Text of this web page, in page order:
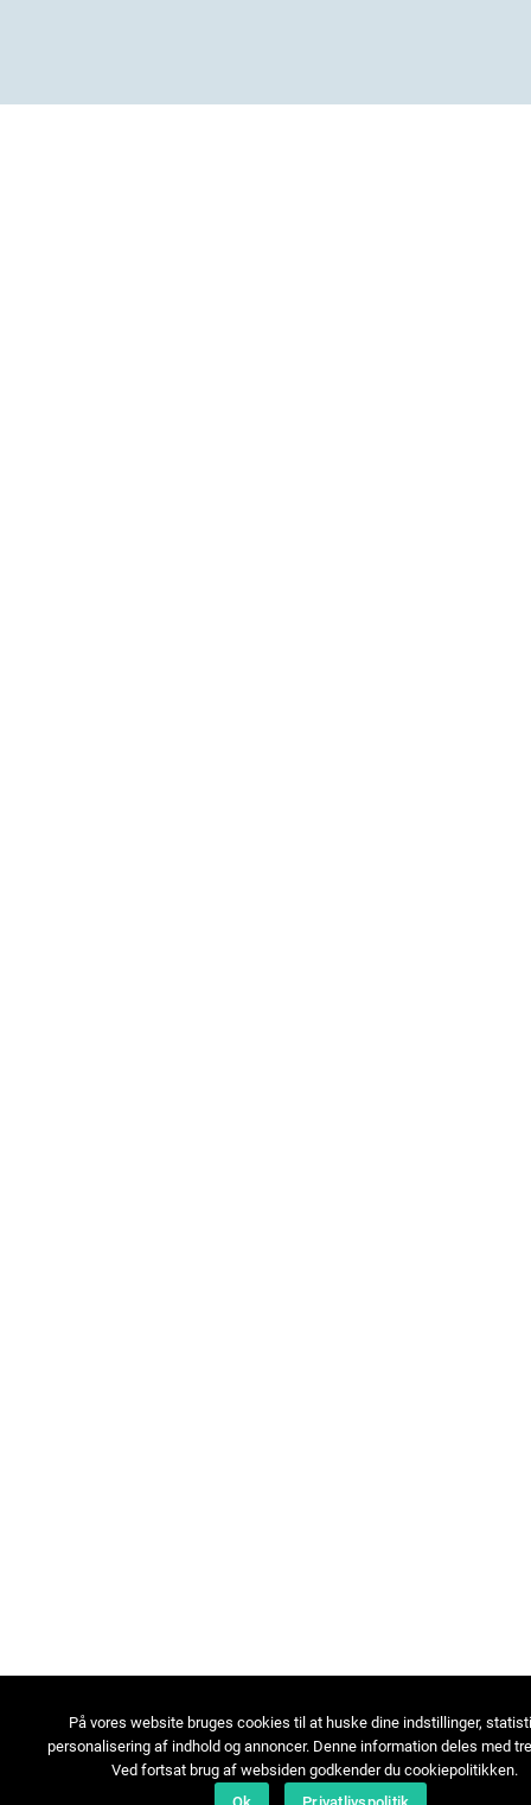
På vores website bruges cookies til at huske dine indstillinger,
personalisering af indhold og annoncer. Denne information deles med
Ved fortsat brug af websiden godkender du cookiepolitikken.